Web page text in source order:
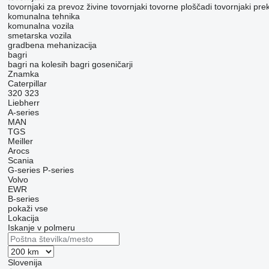
tovornjaki za prevoz živine tovornjaki tovorne ploščadi tovornjaki
komunalna tehnika
komunalna vozila
smetarska vozila
gradbena mehanizacija
bagri
bagri na kolesih bagri goseničarji
Znamka
Caterpillar
320 323
Liebherr
A-series
MAN
TGS
Meiller
Arocs
Scania
G-series P-series
Volvo
EWR
B-series
pokaži vse
Lokacija
Iskanje v polmeru
Slovenija